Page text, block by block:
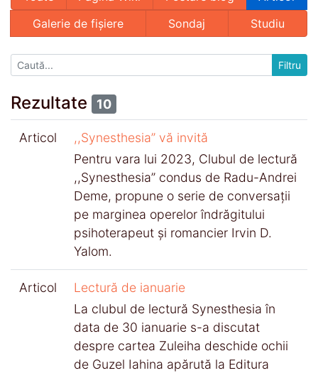
Galerie de fișiere
Sondaj Studiu
Rezultate 10
Articol
,,Synesthesia” vă invită
Pentru vara lui 2023, Clubul de lectură
,,Synesthesia” condus de Radu-Andrei
Deme, propune o serie de conversaţii
pe marginea operelor îndrăgitului
psihoterapeut şi romancier Irvin D.
Yalom.
Articol
Lectură de ianuarie
La clubul de lectură Synesthesia în
data de 30 ianuarie s-a discutat
despre cartea Zuleiha deschide ochii
de Guzel Iahina apărută la Editura